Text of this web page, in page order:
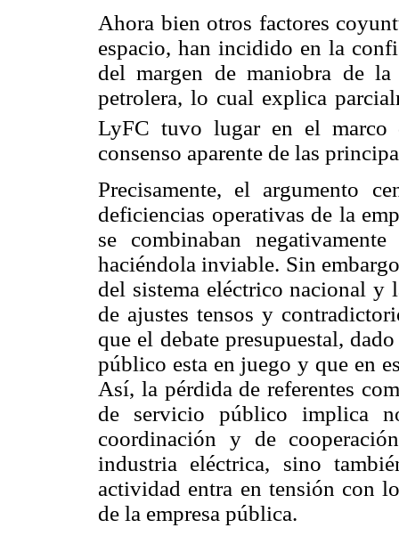
Ahora bien otros factores
espacio, han incidido en la
del margen de maniobra de
petrolera, lo cual explica
LyFC tuvo lugar en el marco
consenso aparente de las
Precisamente, el argumento
deficiencias operativas de la
se combinaban
haciéndola inviable. Sin
del sistema eléctrico nacional y
de ajustes tensos y
que el debate presupuestal,
público esta en juego y que en
Así, la pérdida de referentes
de servicio público implica
coordinación y de
industria eléctrica, sino
actividad entra en tensión con
de la empresa pública.